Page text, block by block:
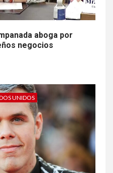
aboga por
negocios
UNIDOS